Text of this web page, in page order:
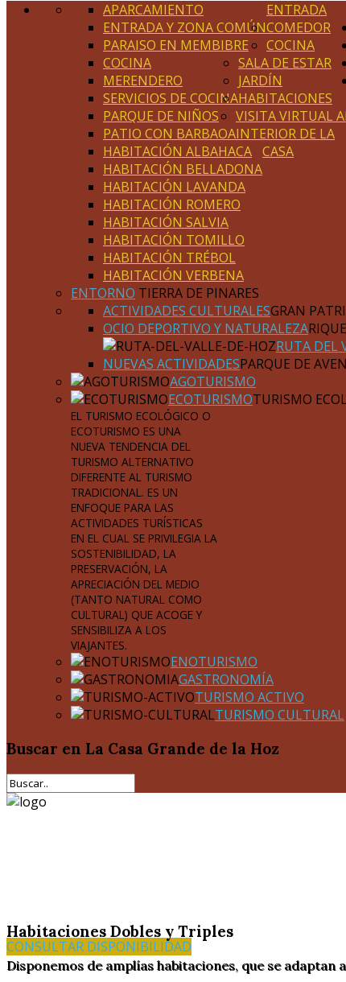
ENTRADA
APARCAMIENTO
ENTRADA Y ZONA COMÚN
PARAISO EN MEMBIBRE
COMEDOR
COCINA
COCINA
MERENDERO
SERVICIOS DE COCINA
SALA DE ESTAR
JARDÍN
PARQUE DE NIÑOS
PATIO CON BARBAOA
HABITACIONES
HABITACIÓN ALBAHACA
HABITACIÓN BELLADONA
HABITACIÓN LAVANDA
HABITACIÓN ROMERO
HABITACIÓN SALVIA
HABITACIÓN TOMILLO
HABITACIÓN TRÉBOL
HABITACIÓN VERBENA
VISITA VIRTUAL
INTERIOR DE LA
CASA
ENTORNO TIERRA DE PINARES
ACTIVIDADES CULTURALESGRAN
OCIO DEPORTIVO Y NATURALEZA
RUTA DEL
NUEVAS ACTIVIDADESPARQUE DE
AGOTURISMO
ECOTURISMOTURISMO
EL TURISMO ECOLÓGICO O
ECOTURISMO ES UNA
NUEVA TENDENCIA DEL
TURISMO ALTERNATIVO
DIFERENTE AL TURISMO
TRADICIONAL. ES UN
ENFOQUE PARA LAS
ACTIVIDADES TURÍSTICAS
EN EL CUAL SE PRIVILEGIA LA
SOSTENIBILIDAD, LA
PRESERVACIÓN, LA
APRECIACIÓN DEL MEDIO
(TANTO NATURAL COMO
CULTURAL) QUE ACOGE Y
SENSIBILIZA A LOS
VIAJANTES.
ENOTURISMO
GASTRONOMÍA
TURISMO ACTIVO
TURISMO CULTURAL
Buscar en La Casa Grande de la Hoz
Habitaciones Dobles y Triples
Disponemos de amplías habitaciones, que se adaptan
CONSULTAR DISPONIBILIDAD